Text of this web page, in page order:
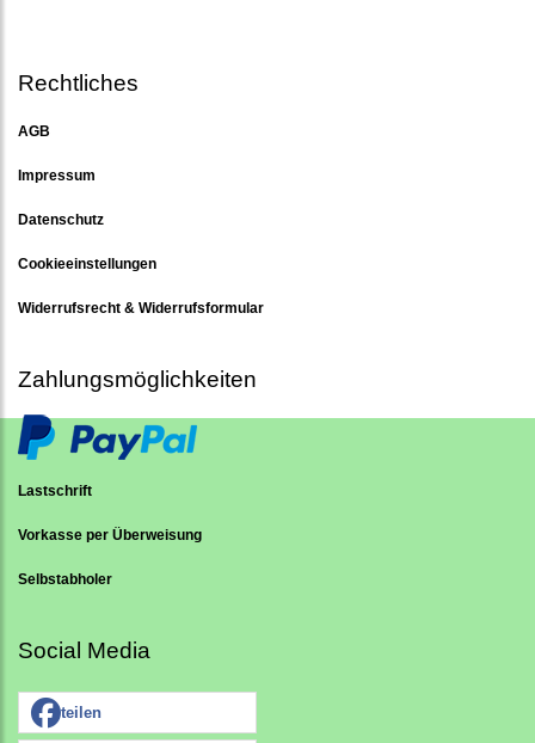
Rechtliches
AGB
Impressum
Datenschutz
Cookieeinstellungen
Widerrufsrecht & Widerrufsformular
Zahlungsmöglichkeiten
Lastschrift
Vorkasse per Überweisung
Selbstabholer
Social Media
teilen